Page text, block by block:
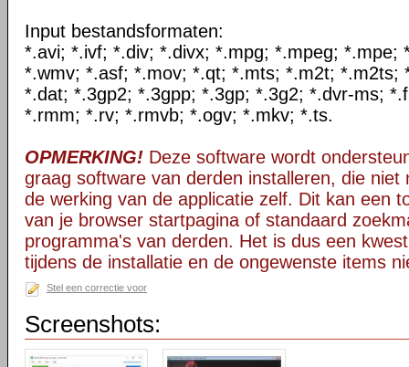
Input bestandsformaten:
*.avi; *.ivf; *.div; *.divx; *.mpg; *.mpeg; *.mpe;
*.wmv; *.asf; *.mov; *.qt; *.mts; *.m2t; *.m2ts;
*.dat; *.3gp2; *.3gpp; *.3gp; *.3g2; *.dvr-ms;
*.rmm; *.rv; *.rmvb; *.ogv; *.mkv; *.ts.
OPMERKING! Deze software wordt
graag software van derden installeren, die niet
de werking van de applicatie zelf. Dit kan een
van je browser startpagina of standaard
programma's van derden. Het is dus een
tijdens de installatie en de ongewenste items
Stel een correctie voor
Screenshots: